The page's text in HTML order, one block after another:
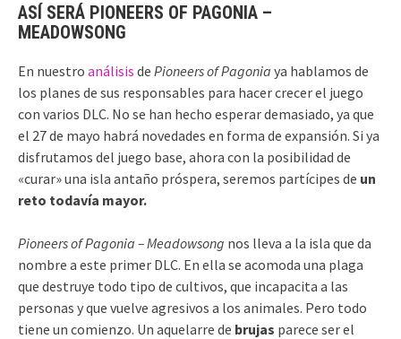
ASÍ SERÁ PIONEERS OF PAGONIA –
MEADOWSONG
En nuestro análisis de Pioneers of Pagonia ya hablamos de
los planes de sus responsables para hacer crecer el juego
con varios DLC. No se han hecho esperar demasiado, ya que
el 27 de mayo habrá novedades en forma de expansión. Si ya
disfrutamos del juego base, ahora con la posibilidad de
«curar» una isla antaño próspera, seremos partícipes de un
reto todavía mayor.
Pioneers of Pagonia – Meadowsong nos lleva a la isla que da
nombre a este primer DLC. En ella se acomoda una plaga
que destruye todo tipo de cultivos, que incapacita a las
personas y que vuelve agresivos a los animales. Pero todo
tiene un comienzo. Un aquelarre de brujas parece ser el